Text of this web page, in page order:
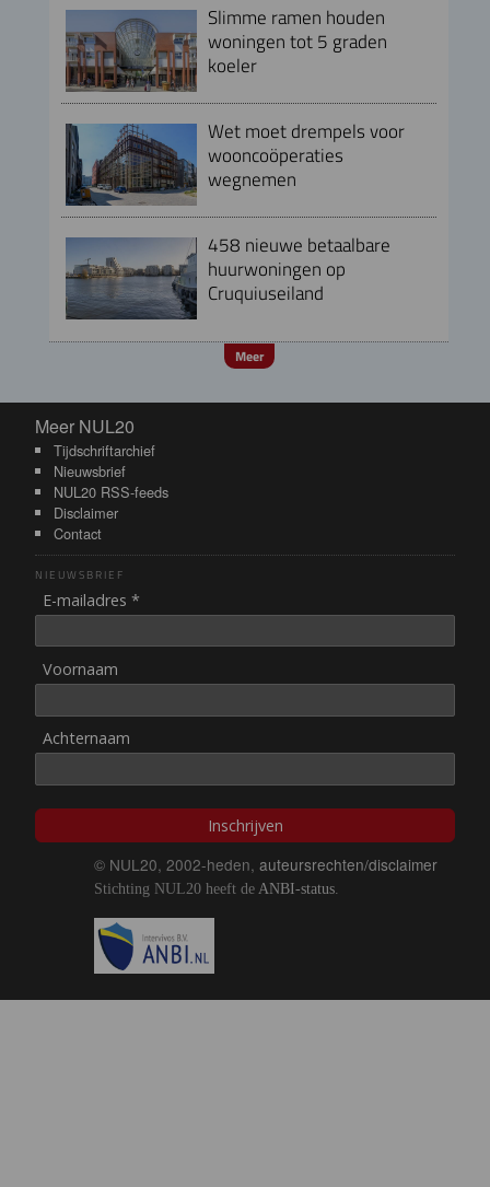
Slimme ramen houden
woningen tot 5 graden
koeler
Wet moet drempels voor
wooncoöperaties
wegnemen
458 nieuwe betaalbare
huurwoningen op
Cruquiuseiland
Meer
Meer NUL20
Meer NUL20
Tijdschriftarchief
Nieuwsbrief
NUL20 RSS-feeds
Disclaimer
Contact
NIEUWSBRIEF
E-mailadres *
Voornaam
Achternaam
Inschrijven
© NUL20, 2002-heden, auteursrechten/disclaimer
Stichting NUL20 heeft de ANBI-status
Image